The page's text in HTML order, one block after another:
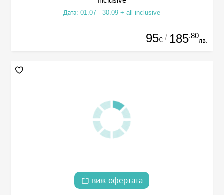
Дата: 01.07 - 30.09 + all inclusive
95€ / 185.80
лв.
виж офертата